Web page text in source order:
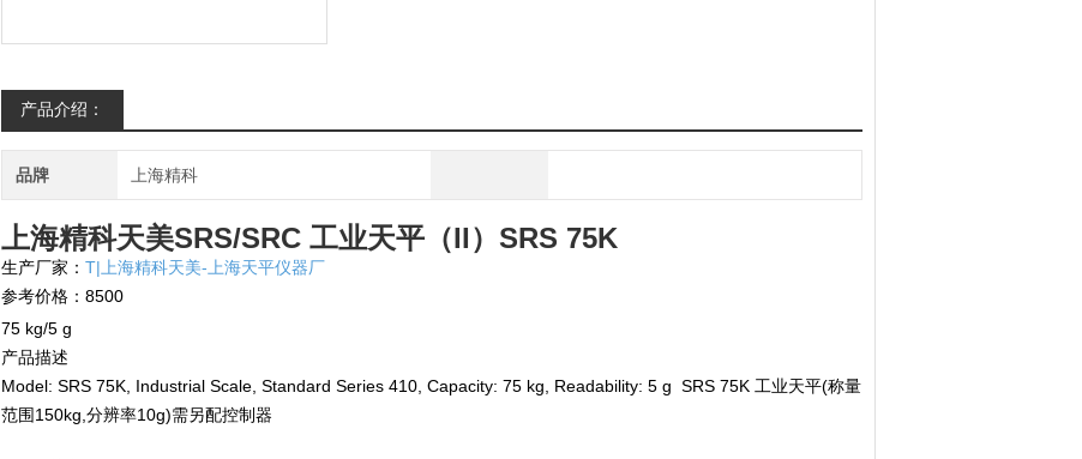
产品介绍：
品牌 上海精科
上海精科天美SRS/SRC 工业天平（II）SRS 75K
生产厂家： T|上海精科天美-上海天平仪器厂
参考价格：8500
75 kg/5 g
产品描述
Model: SRS 75K, Industrial Scale, Standard Series 410, Capacity: 75 kg, Readability: 5 g SRS 75K 工业天平(称量
范围150kg,分辨率10g)需另配控制器